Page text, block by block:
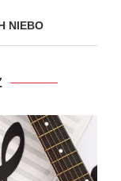
NIEBO